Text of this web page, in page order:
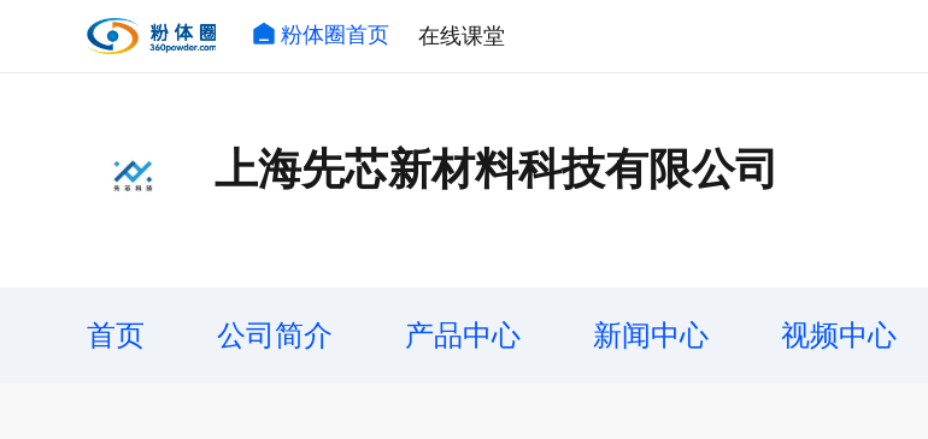
粉体圈首页 在线课堂
上海先芯新材料科技有限公司
首页 公司简介 产品中心 新闻中心 视频中心